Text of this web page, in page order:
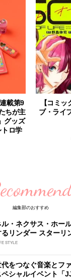
載第9
ちが主
グッズ
ロ学
【コミ
ブ・ライ
編集部のおすすめ
ル・ネクサス・ホー
るリンダー スターリ
STYLE
代をつなぐ音楽とフ
ペシャルイベント「